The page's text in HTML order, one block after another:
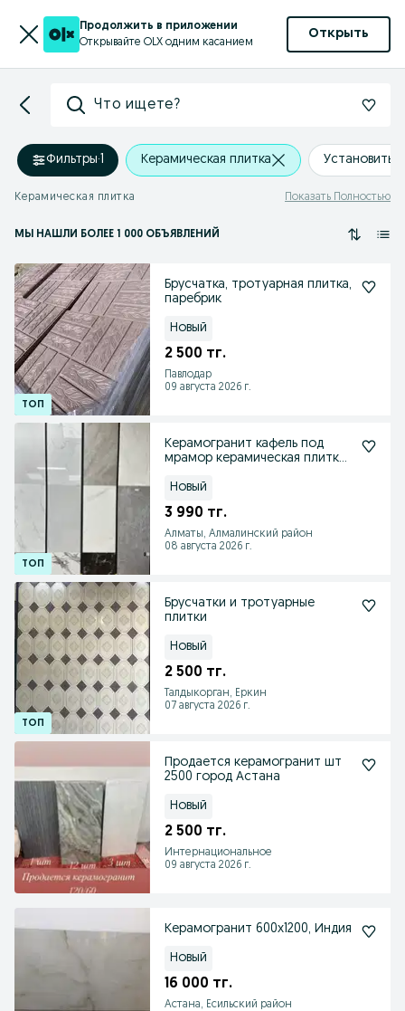
Продолжить в приложении
Открывайте OLX одним касанием
Открыть
Что ищете?
Фильтры·1 Керамическая плитка Установить
Керамическая плитка Показать Полностью
МЫ НАШЛИ БОЛЕЕ 1 000 ОБЪЯВЛЕНИЙ
Брусчатка, тротуарная плитка,
паребрик
Новый
2 500 тг.
Павлодар
09 августа 2026 г.
Керамогранит кафель под
мрамор керамическая плитка
Новый
3 990 тг.
Алматы, Алмалинский район
08 августа 2026 г.
Брусчатки и тротуарные
плитки
Новый
2 500 тг.
Талдыкорган, Еркин
07 августа 2026 г.
Продается керамогранит шт
2500 город Астана
Новый
2 500 тг.
Интернациональное
09 августа 2026 г.
Керамогранит 600х1200, Индия
Новый
16 000 тг.
Астана, Есильский район